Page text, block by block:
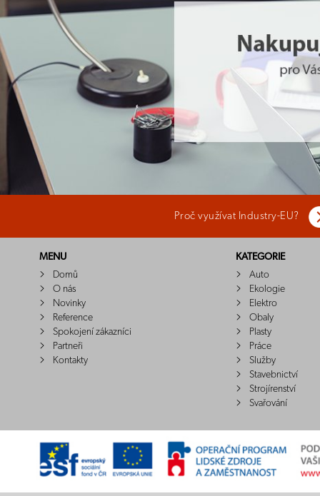
Proč využívat Industry-EU?
MENU
Domů
O nás
Novinky
Reference
Spokojení zákazníci
Partneři
Kontakty
KATEGORIE
Auto
Ekologie
Elektro
Obaly
Plasty
Práce
Služby
Stavebnictví
Strojírenství
Svařování